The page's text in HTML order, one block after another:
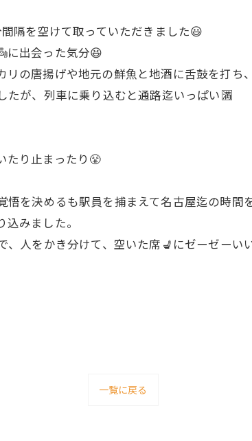
隔を空けて取っていただきました😃
に出会った気分😆
の唐揚げや地元の鮮魚と地酒に舌鼓を打ち
たが、列車に乗り込むと通路迄いっぱい🈵
たり止まったり😤
を決めるも駅員を捕まえて名古屋迄の時間
みました。
人をかき分けて、空いた席💺にゼーゼーい
一覧に戻る